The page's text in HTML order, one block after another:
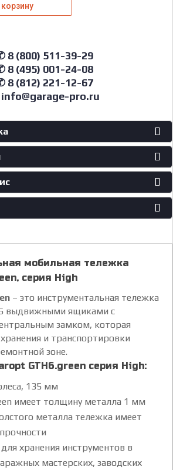
корзину
8 (800) 511-39-29
8 (495) 001-24-08
8 (812) 221-12-67
pro.ru
мобильная тележка
серия High
– это инструментальная тележка
6 выдвижными ящиками с
замком, которая
хранения и транспортировки
зоне.
GTH6.green серия High:
135 мм
имеет толщину металла 1 мм
металла тележка имеет
хранения инструментов в
мастерских, заводских